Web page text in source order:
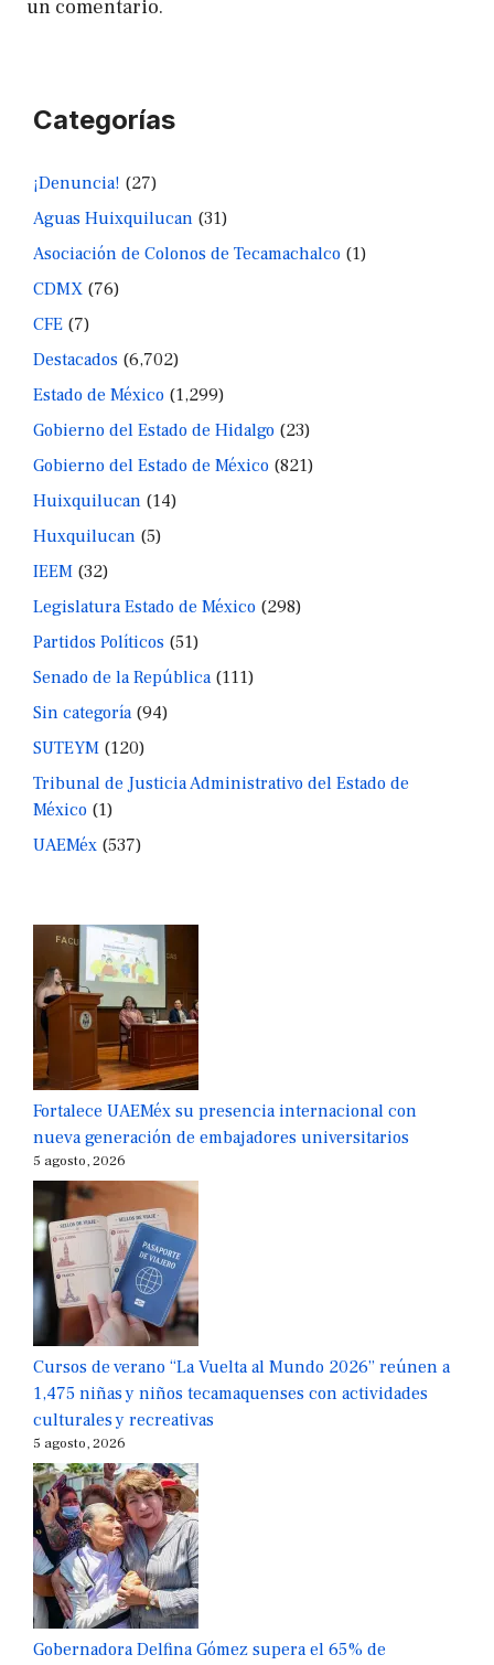
un comentario.
Categorías
¡Denuncia! (27)
Aguas Huixquilucan (31)
Asociación de Colonos de Tecamachalco (1)
CDMX (76)
CFE (7)
Destacados (6,702)
Estado de México (1,299)
Gobierno del Estado de Hidalgo (23)
Gobierno del Estado de México (821)
Huixquilucan (14)
Huxquilucan (5)
IEEM (32)
Legislatura Estado de México (298)
Partidos Políticos (51)
Senado de la República(111)
Sin categoría(94)
SUTEYM (120)
Tribunal de Justicia Administrativo del Estado de
México (1)
UAEMéx (537)
Fortalece UAEMéx su presencia internacional con
nueva generación de embajadores universitarios
5 agosto, 2026
Cursos de verano “La Vuelta al Mundo 2026” reúnen a
1,475 niñas y niños tecamaquenses con actividades
culturales y recreativas
5 agosto, 2026
Gobernadora Delfina Gómez supera el 65% de